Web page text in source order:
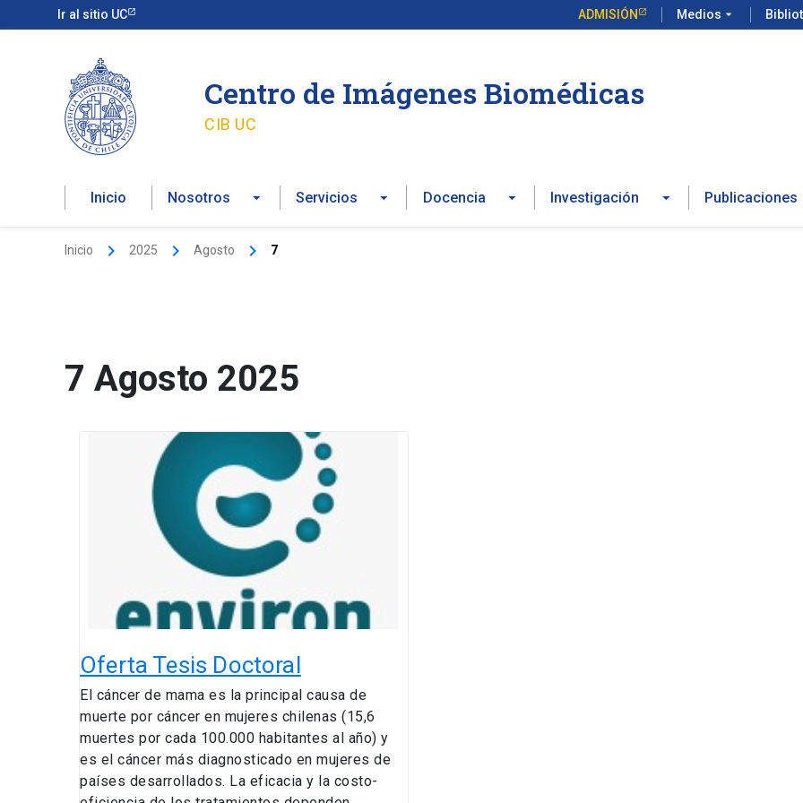
Ir al sitio UC ADMISIÓN Medios arrow_drop_down
al
Centro de Imágenes Biomédicas
CIB UC
Inicio Nosotros Servicios Docencia Investigación Publicaciones
Inicio 2025 Agosto 7
7 Agosto 2025
Oferta Tesis Doctoral
El cáncer de mama es la principal causa de
muerte por cáncer en mujeres chilenas (15,6
muertes por cada 100.000 habitantes al año) y
es el cáncer más diagnosticado en mujeres de
países desarrollados. La eficacia y la costo-